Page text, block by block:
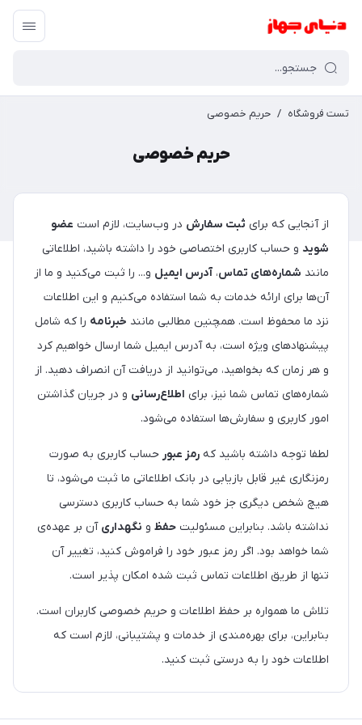
تست فروشگاه / حریم خصوصی
حریم خصوصی
از آنجایی که برای ثبت سفارش در وب‌سایت، لازم است عضو
شوید و حساب کاربری اختصاصی خود را داشته باشید، اطلاعاتی
مانند شماره‌های تماس، آدرس ایمیل و... را ثبت می‌کنید و ما از
آن‌ها برای ارائه خدمات به شما استفاده می‌کنیم و این اطلاعات
نزد ما محفوظ است. همچنین مطالبی مانند خبرنامه را که شامل
پیشنهادهای ویژه است، به آدرس ایمیل شما ارسال خواهیم کرد
و هر زمان که بخواهید، می‌توانید از دریافت آن انصراف دهید. از
شماره‌های تماس شما نیز، برای اطلاع‌رسانی و در جریان گذاشتن
امور کاربری و سفارش‌ها استفاده می‌شود.
لطفا توجه داشته باشید که رمز عبور حساب کاربری به صورت
رمزنگاری غیر قابل بازیابی در بانک اطلاعاتی ما ثبت می‌شود، تا
هیچ شخص دیگری جز خود شما به حساب کاربری دسترسی
نداشته باشد. بنابراین مسئولیت حفظ و نگهداری آن بر عهده‌ی
شما خواهد بود. اگر رمز عبور خود را فراموش کنید، تغییر آن
تنها از طریق اطلاعات تماس ثبت شده امکان پذیر است.
تلاش ما همواره بر حفظ اطلاعات و حریم خصوصی کاربران است.
بنابراین، برای بهره‌مندی از خدمات و پشتیبانی، لازم است که
اطلاعات خود را به درستی ثبت کنید.